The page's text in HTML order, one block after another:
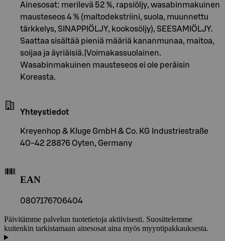
Ainesosat: merilevä 52 %, rapsiöljy, wasabinmakuinen
mausteseos 4 % (maltodekstriini, suola, muunnettu
tärkkelys, SINAPPIÖLJY, kookosöljy), SEESAMIÖLJY.
Saattaa sisältää pieniä määriä kananmunaa, maitoa,
soijaa ja äyriäisiä.|Voimakassuolainen.
Wasabinmakuinen mausteseos ei ole peräisin
Koreasta.
Yhteystiedot
Kreyenhop & Kluge GmbH & Co. KG Industriestraße
40-42 28876 Oyten, Germany
EAN
0807176706404
Päivitämme palvelun tuotetietoja aktiivisesti. Suosittelemme
kuitenkin tarkistamaan ainesosat aina myös myyntipakkauksesta.